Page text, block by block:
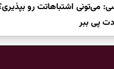
اشتباهاتت رو
پی ببر